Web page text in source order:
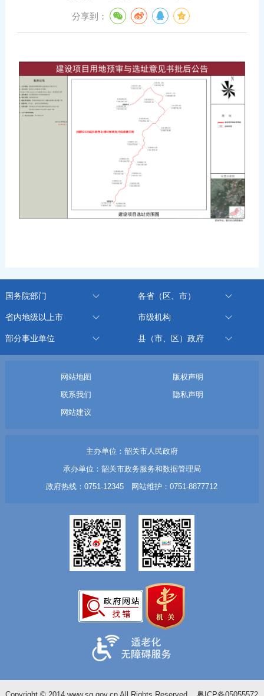
分享到：
国务院部门 各省（区、市）
省内地级以上市 市级机构
部分事业单位 县（市、区）政府
网站地图
版权声明
联系我们
隐私声明
网站建议
主办单位：韶关市人民政府
承办单位：韶关市政务服务和数据管理局
政府热线：0751-12345 网站维护：0751-8877712